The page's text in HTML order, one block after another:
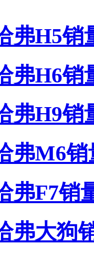
弗H5销
弗H6销
弗H9销
弗M6销
弗F7销
弗大狗